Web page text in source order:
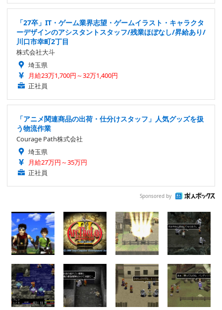
「27卒」IT・ゲーム業界志望・ゲームイラスト・キャラクタ
ーデザインのアシスタントスタッフ/残業ほぼなし/昇給あり/
川口市幸町2丁目
株式会社大斗
埼玉県
月給23万1,700円～32万1,400円
正社員
「アニメ関連商品の出荷・仕分けスタッフ」人気グッズを扱
う物流作業
Courage Path株式会社
埼玉県
月給27万円～35万円
正社員
Sponsored by